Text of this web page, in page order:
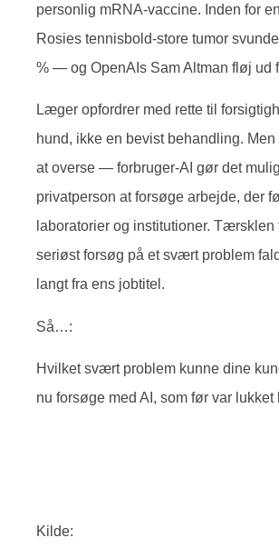
personlig mRNA-vaccine. Inden for
Rosies tennisbold-store tumor
% — og OpenAIs Sam Altman fløj ud
Læger opfordrer med rette til
hund, ikke en bevist behandling.
at overse — forbruger-AI gør det
privatperson at forsøge arbejde, der
laboratorier og institutioner. Tærsklen
seriøst forsøg på et svært problem
langt fra ens jobtitel.
Så…:
Hvilket svært problem kunne dine
nu forsøge med AI, som før var lukket
Kilde: